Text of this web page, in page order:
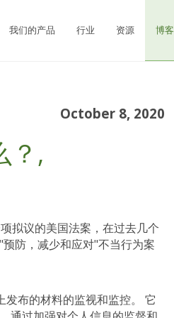
我们的产品 行业 资源 博客
October 8, 2020
？,
拟议的美国法案，在过去几个
防，减少和应对"不当行为案
布的材料的监视和监控。 它